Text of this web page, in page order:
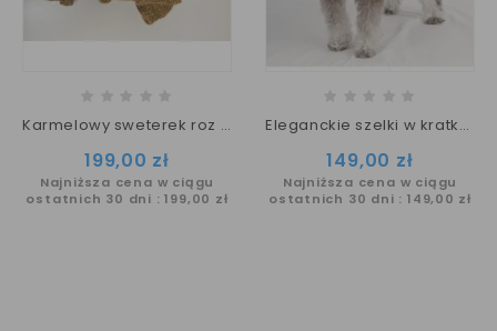
Karmelowy sweterek roz S w popcorny
Cena
199,00 zł
Najniższa cena w ciągu
ostatnich 30 dni : 199,00 zł
Eleganckie szelki w kratkę PUPPIA
Cena
149,00 zł
Najniższa cena w ciągu
ostatnich 30 dni : 149,00 zł